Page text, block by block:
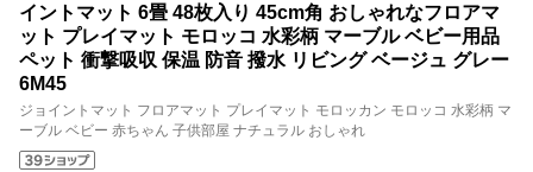
イントマット 6畳 48枚入り 45cm角 おしゃれなフロアマ
ット プレイマット モロッコ 水彩柄 マーブル ベビー用品
ペット 衝撃吸収 保温 防音 撥水 リビング ベージュ グレー
6M45
ジョイントマット フロアマット プレイマット モロッカン モロッコ 水彩柄 マ
ーブル ベビー 赤ちゃん 子供部屋 ナチュラル おしゃれ